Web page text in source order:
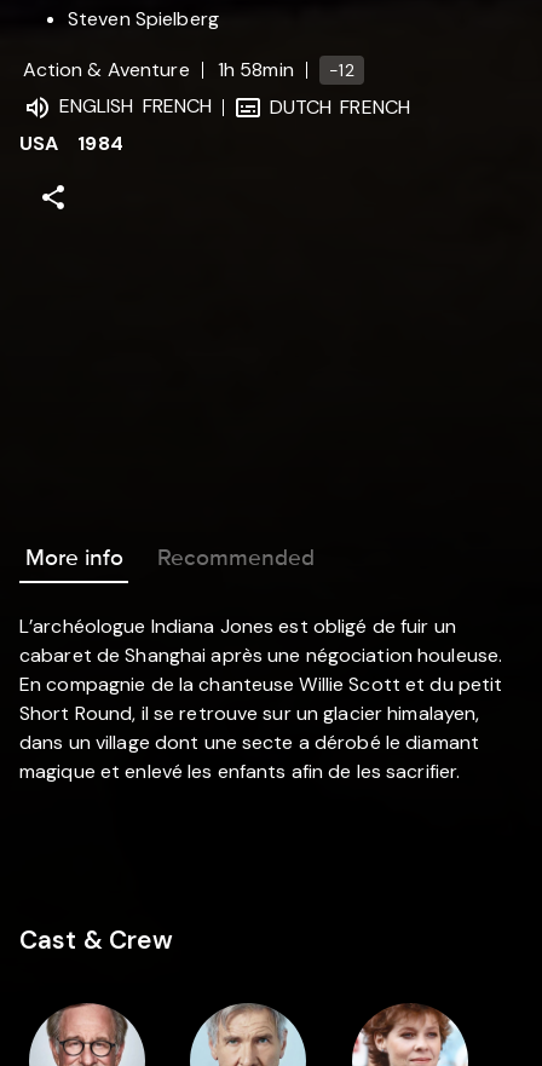
Steven Spielberg
Action & Aventure
1h 58min -12
ENGLISH FRENCH DUTCH FRENCH
USA
1984
More info Recommended
L’archéologue Indiana Jones est obligé de fuir un
cabaret de Shanghai après une négociation houleuse.
En compagnie de la chanteuse Willie Scott et du petit
Short Round, il se retrouve sur un glacier himalayen,
dans un village dont une secte a dérobé le diamant
magique et enlevé les enfants afin de les sacrifier.
Cast & Crew